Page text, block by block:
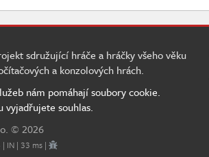
sdružující hráče a hráčky všeho věku
a konzolových hrách.
nám pomáhají soubory cookie.
vyjadřujete souhlas.
© 2026
IN | 33 ms |